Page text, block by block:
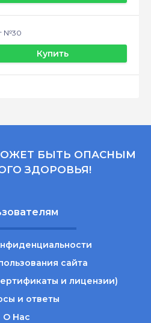
№30
Купить
БЫТЬ ОПАСНЫМ
ЗДОРОВЬЯ!
сайта
и лицензии)
и ответы
О Нас